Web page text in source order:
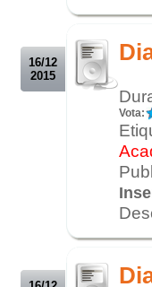
16/12
2015
Vota: